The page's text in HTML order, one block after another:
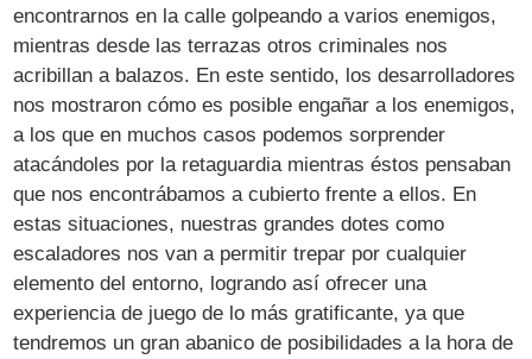
encontrarnos en la calle golpeando a varios enemigos,
mientras desde las terrazas otros criminales nos
acribillan a balazos. En este sentido, los desarrolladores
nos mostraron cómo es posible engañar a los enemigos,
a los que en muchos casos podemos sorprender
atacándoles por la retaguardia mientras éstos pensaban
que nos encontrábamos a cubierto frente a ellos. En
estas situaciones, nuestras grandes dotes como
escaladores nos van a permitir trepar por cualquier
elemento del entorno, logrando así ofrecer una
experiencia de juego de lo más gratificante, ya que
tendremos un gran abanico de posibilidades a la hora de